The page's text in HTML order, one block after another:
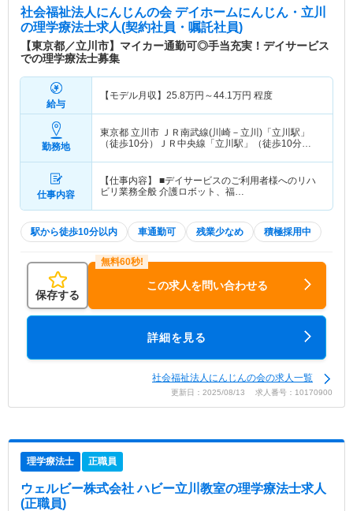
社会福祉法人にんじんの会 デイホームにんじん・立川
の理学療法士求人(契約社員・嘱託社員)
【東京都／立川市】マイカー通勤可◎手当充実！デイサービス
での理学療法士募集
給与
【モデル月収】 25.8万円～44.1万円 程度
勤務地
東京都 立川市 ＪＲ南武線(川崎－立川)「立川駅」
（徒歩10分）ＪＲ中央線「立川駅」（徒歩10分）
仕事内容
【仕事内容】 ■デイサービスのご利用者様へのリハ
ビリ業務全般 介護ロボット、福…
駅から徒歩10分以内 車通勤可 残業少なめ 積極採用中
保存する
この求人を問い合わせる
詳細を見る
社会福祉法人にんじんの会の求人一覧
更新日：2025/08/13 求人番号：10170900
理学療法士 正職員
ウェルビー株式会社 ハビー立川教室の理学療法士求人
(正職員)